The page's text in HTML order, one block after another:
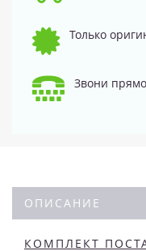
Только
Звони
ОПИСАНИЕ
КОМПЛЕКТ